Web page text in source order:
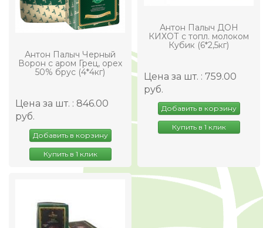
Антон Палыч Черный
Ворон с аром Грец, орех
50% брус (4*4кг)
Цена за шт. : 846.00
руб.
Добавить в корзину
Купить в 1 клик
Антон Палыч ДОН
КИХОТ с топл. молоком
Кубик (6*2,5кг)
Цена за шт. : 759.00
руб.
Добавить в корзину
Купить в 1 клик